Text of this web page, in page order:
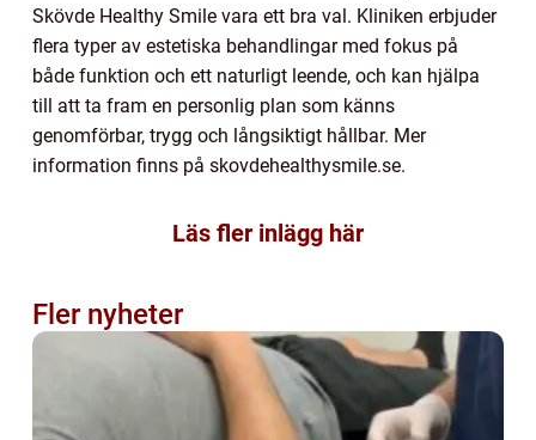
Skövde Healthy Smile vara ett bra val. Kliniken erbjuder
flera typer av estetiska behandlingar med fokus på
både funktion och ett naturligt leende, och kan hjälpa
till att ta fram en personlig plan som känns
genomförbar, trygg och långsiktigt hållbar. Mer
information finns på skovdehealthysmile.se.
Läs fler inlägg här
Fler nyheter